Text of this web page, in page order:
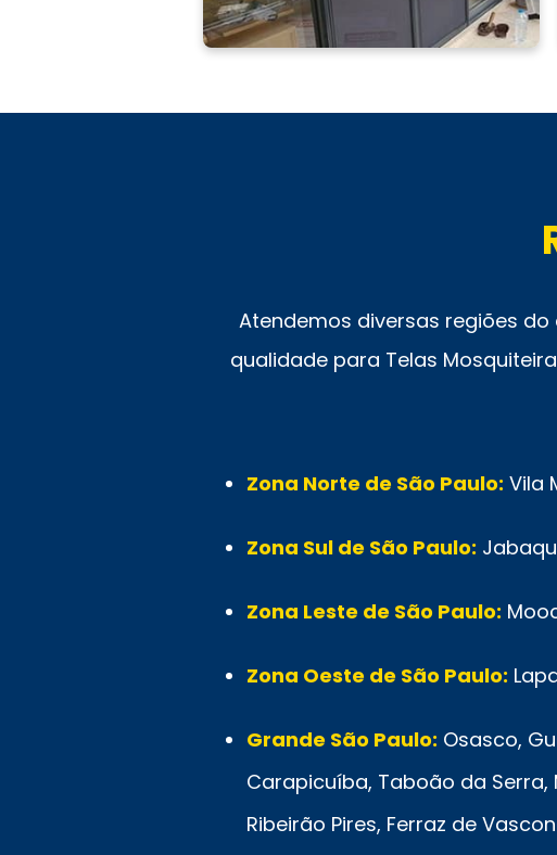
Atendemos diversas regiões
qualidade para Telas
Zona Norte de São Paulo: Vila
Zona Sul de São Paulo:
Zona Leste de São Paulo:
Zona Oeste de São Paulo:
Grande São Paulo: Osasco,
Carapicuíba, Taboão da Serra,
Ribeirão Pires, Ferraz de